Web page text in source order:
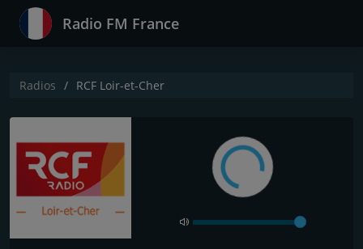
Radio FM France
Radios RCF Loir-et-Cher